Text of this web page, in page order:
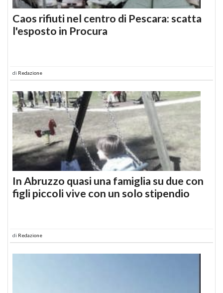
Caos rifiuti nel centro di Pescara: scatta
l'esposto in Procura
di Redazione
In Abruzzo quasi una famiglia su due con
figli piccoli vive con un solo stipendio
di Redazione